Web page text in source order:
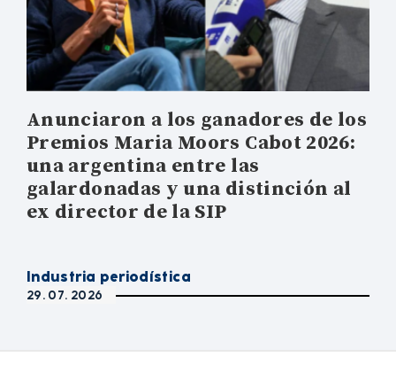
Anunciaron a los ganadores de los
Premios Maria Moors Cabot 2026:
una argentina entre las
galardonadas y una distinción al
ex director de la SIP
Industria periodística
29. 07. 2026